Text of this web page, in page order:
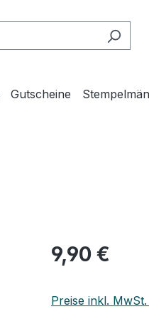
Gutscheine
Regulärer Preis:
9,90 €
Preise inkl.